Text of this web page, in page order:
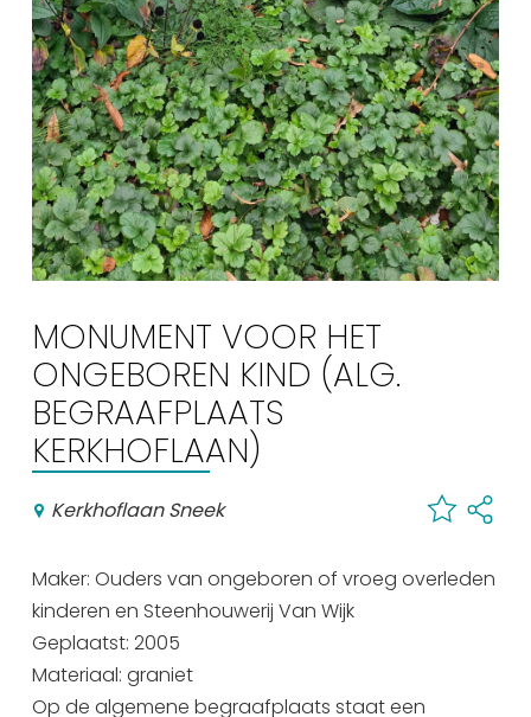
Vakantie vieren in Sneek
Uitgaan in Sneek
Overnachten in Sneek
Citygame Escapegame Sneek
Webcams
De leukste routes
Interactieve plattegrond van Sneek
Winkelen in Sneek
MONUMENT VOOR HET
ONGEBOREN KIND (ALG.
BEGRAAFPLAATS
KERKHOFLAAN)
Kerkhoflaan Sneek
Maker: Ouders van ongeboren of vroeg overleden
kinderen en Steenhouwerij Van Wijk
Geplaatst: 2005
Materiaal: graniet
Op de algemene begraafplaats staat een